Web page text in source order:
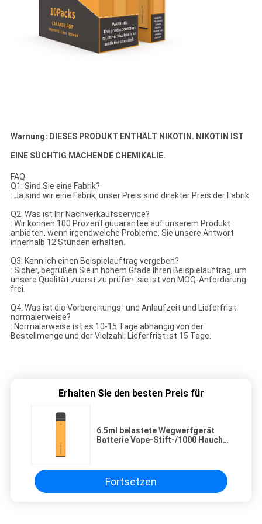
Warnung: DIESES PRODUKT ENTHÄLT NIKOTIN. NIKOTIN IST
EINE SÜCHTIG MACHENDE CHEMIKALIE.
FAQ
Q1: Sind Sie eine Fabrik?
: Ja sind wir eine Fabrik, unser Preis sind direkter Preis der Fabrik.
Q2: Was ist Ihr Nachverkaufsservice?
: Wir können 100 Prozent guuarantee auf unserem Produkt
anbieten, wenn irgendwelche Probleme, Sie unsere Antwort
innerhalb 12 Stunden erhalten.
Q3: Kann ich einen Beispielauftrag vergeben?
: Sicher, begrüßen Sie in hohem Grade Ihren Beispielauftrag, um
unsere Qualität zuerst zu prüfen. sie ist von MOQ-Anforderung
frei.
Q4: Was ist die Vorbereitungs- und Anlaufzeit und Lieferfrist
normalerweise?
: Normalerweise ist es 10-15 Tage abhängig von der
Bestellmenge und der Vielzahl; Lieferfrist ist 15 Tage.
Erhalten Sie den besten Preis für
6.5ml belastete Wegwerfgerät
Batterie Vape-Stift-/1000 Hauche
Fortsetzen